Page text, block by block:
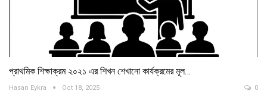
প্রাথমিক শিক্ষাক্রম ২০২১ এর শিখন শেখানো কার্যক্রমের মূল…
Hasan Eykra Oct 18, 2025 0